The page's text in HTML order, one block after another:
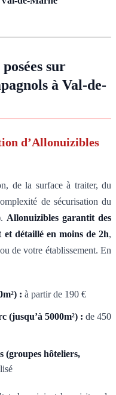
sur
à Val-de-
d’Allonuizibles
de la surface à traiter, du
de sécurisation du
Allonuizibles garantit des
détaillé en moins de 2h,
de votre établissement. En
: à partir de 190 €
(jusqu’à 5000m²) : de 450
(groupes hôteliers,